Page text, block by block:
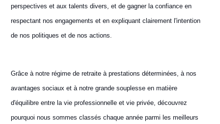
perspectives et aux talents divers, et de gagner la confiance en
respectant nos engagements et en expliquant clairement l'intention
de nos politiques et de nos actions.
Grâce à notre régime de retraite à prestations déterminées, à nos
avantages sociaux et à notre grande souplesse en matière
d'équilibre entre la vie professionnelle et vie privée, découvrez
pourquoi nous sommes classés chaque année parmi les meilleurs